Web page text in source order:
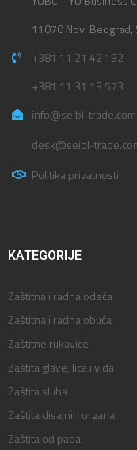
11070 Novi Beograd,
+381 11 21 42 132
+381 11 31 13 573
info@seibl-trade.com
desk@seibl-
Politika privatnosti
KATEGORIJE
Zaštitna i radna odeća
Zaštitna i radna obuća
Zaštitne rukavice
Zaštita glave, lica i vida
Zaštita sluha
Zaštita disajnih organa
Zaštita od pada